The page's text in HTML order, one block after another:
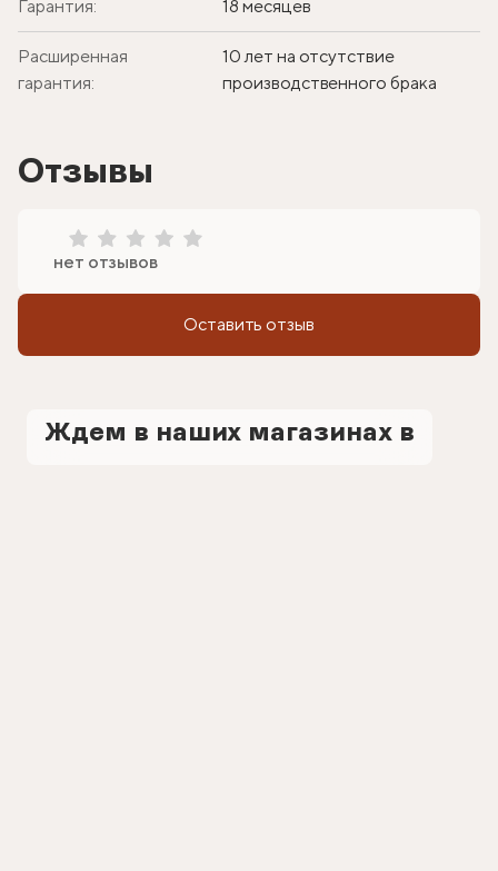
Гарантия: 18 месяцев
Расширенная
гарантия:
10 лет на отсутствие
производственного брака
Отзывы
нет отзывов
Оставить отзыв
Ждем в наших магазинах в